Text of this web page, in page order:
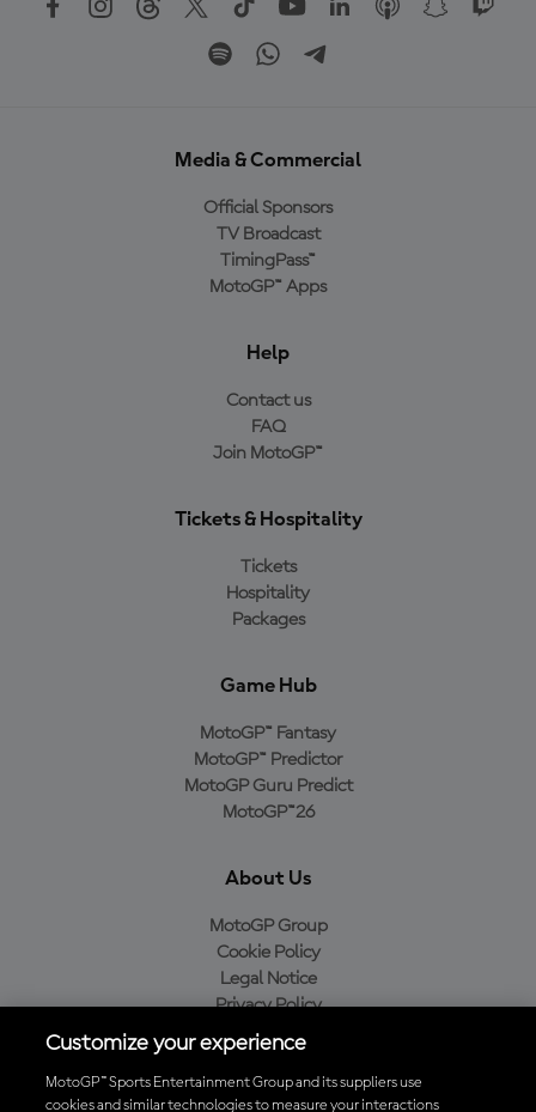
Media & Commercial
Official Sponsors
TV Broadcast
TimingPass™
MotoGP™ Apps
Help
Contact us
FAQ
Join MotoGP™
Tickets & Hospitality
Tickets
Hospitality
Packages
Game Hub
MotoGP™ Fantasy
MotoGP™ Predictor
MotoGP Guru Predict
MotoGP™26
About Us
MotoGP Group
Cookie Policy
Legal Notice
Privacy Policy
Purchase Policy
Customize your experience
MotoGP™ Sports Entertainment Group and its suppliers use
cookies and similar technologies to measure your interactions